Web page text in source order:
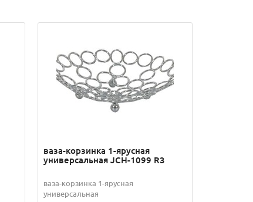
ваза-корзинка 1-ярусная
универсальная JCH-1099 R3
ваза-корзинка 1-ярусная
универсальная